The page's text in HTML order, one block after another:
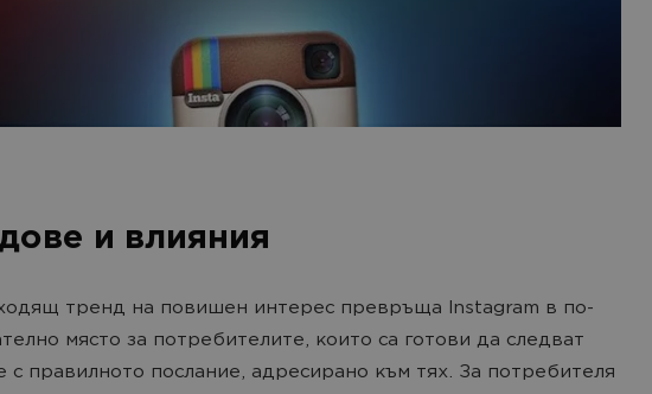
и влияния
тренд на повишен интерес превръща Instagram в по-
място за потребителите, които са готови да следват
с правилното послание, адресирано към тях. За потребителя